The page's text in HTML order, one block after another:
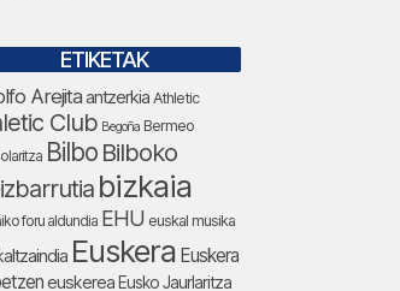
ETIKETAK
Arejitaantzerkia Athletic
Club Begoña Bermeo
Bilbo Bilboko
bizkaia
foru aldundia EHU euskal musika
Euskera Euskera
euskerea Eusko Jaurlaritza